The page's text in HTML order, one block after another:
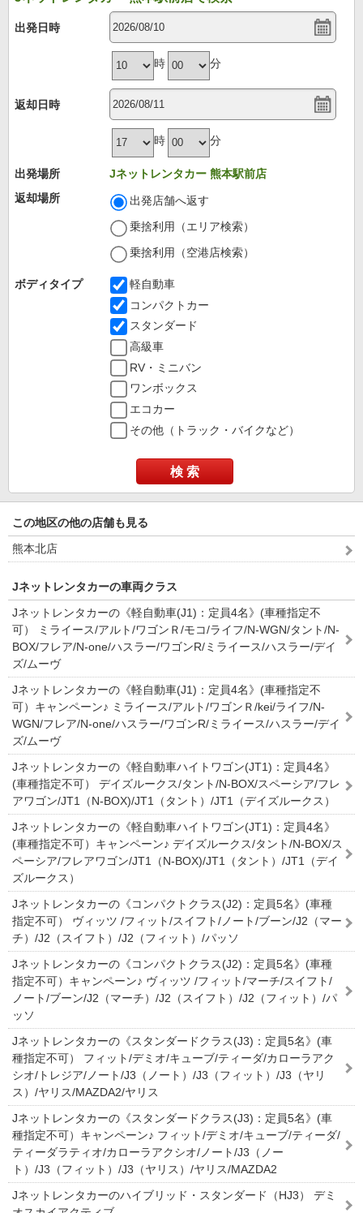
出発日時
時 分
返却日時
時 分
出発場所
Jネットレンタカー 熊本駅前店
返却場所
出発店舗へ返す
乗捨利用（エリア検索）
乗捨利用（空港店検索）
ボディタイプ
軽自動車
コンパクトカー
スタンダード
高級車
RV・ミニバン
ワンボックス
エコカー
その他（トラック・バイクなど）
検 索
この地区の他の店舗も見る
熊本北店
Jネットレンタカーの車両クラス
Jネットレンタカーの《軽自動車(J1)：定員4名》(車種指定不
可） ミライース/アルト/ワゴンＲ/モコ/ライフ/N-WGN/タント/N-
BOX/フレア/N-one/ハスラー/ワゴンR/ミライース/ハスラー/デイ
ズ/ムーヴ
Jネットレンタカーの《軽自動車(J1)：定員4名》(車種指定不
可）キャンペーン♪ ミライース/アルト/ワゴンＲ/kei/ライフ/N-
WGN/フレア/N-one/ハスラー/ワゴンR/ミライース/ハスラー/デイ
ズ/ムーヴ
Jネットレンタカーの《軽自動車ハイトワゴン(JT1)：定員4名》
(車種指定不可） デイズルークス/タント/N-BOX/スペーシア/フレ
アワゴン/JT1（N-BOX)/JT1（タント）/JT1（デイズルークス）
Jネットレンタカーの《軽自動車ハイトワゴン(JT1)：定員4名》
(車種指定不可）キャンペーン♪ デイズルークス/タント/N-BOX/ス
ペーシア/フレアワゴン/JT1（N-BOX)/JT1（タント）/JT1（デイ
ズルークス）
Jネットレンタカーの《コンパクトクラス(J2)：定員5名》(車種
指定不可） ヴィッツ /フィット/スイフト/ノート/ブーン/J2（マー
チ）/J2（スイフト）/J2（フィット）/パッソ
Jネットレンタカーの《コンパクトクラス(J2)：定員5名》(車種
指定不可）キャンペーン♪ ヴィッツ /フィット/マーチ/スイフト/
ノート/ブーン/J2（マーチ）/J2（スイフト）/J2（フィット）/パ
ッソ
Jネットレンタカーの《スタンダードクラス(J3)：定員5名》(車
種指定不可） フィット/デミオ/キューブ/ティーダ/カローラアク
シオ/トレジア/ノート/J3（ノート）/J3（フィット）/J3（ヤリ
ス）/ヤリス/MAZDA2/ヤリス
Jネットレンタカーの《スタンダードクラス(J3)：定員5名》(車
種指定不可）キャンペーン♪ フィット/デミオ/キューブ/ティーダ/
ティーダラティオ/カローラアクシオ/ノート/J3（ノー
ト）/J3（フィット）/J3（ヤリス）/ヤリス/MAZDA2
Jネットレンタカーのハイブリッド・スタンダード（HJ3） デミ